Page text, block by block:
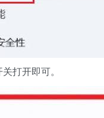
打开即可。